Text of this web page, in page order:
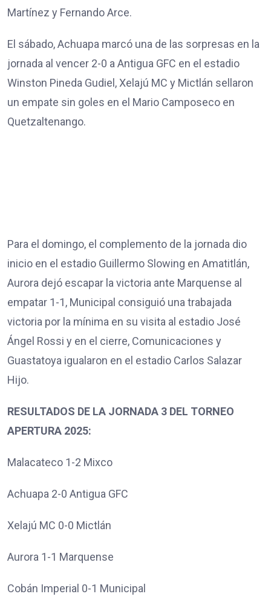
Martínez y Fernando Arce.
El sábado, Achuapa marcó una de las sorpresas en la
jornada al vencer 2-0 a Antigua GFC en el estadio
Winston Pineda Gudiel, Xelajú MC y Mictlán sellaron
un empate sin goles en el Mario Camposeco en
Quetzaltenango.
Para el domingo, el complemento de la jornada dio
inicio en el estadio Guillermo Slowing en Amatitlán,
Aurora dejó escapar la victoria ante Marquense al
empatar 1-1, Municipal consiguió una trabajada
victoria por la mínima en su visita al estadio José
Ángel Rossi y en el cierre, Comunicaciones y
Guastatoya igualaron en el estadio Carlos Salazar
Hijo.
RESULTADOS DE LA JORNADA 3 DEL TORNEO
APERTURA 2025:
Malacateco 1-2 Mixco
Achuapa 2-0 Antigua GFC
Xelajú MC 0-0 Mictlán
Aurora 1-1 Marquense
Cobán Imperial 0-1 Municipal